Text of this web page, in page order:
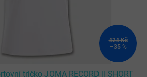
424 Kč
–35 %
tričko JOMA RECORD II SHORT